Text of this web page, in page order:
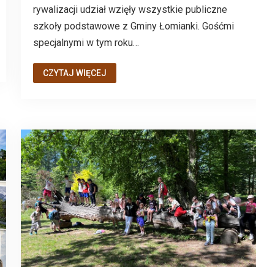
rywalizacji udział wzięły wszystkie publiczne
szkoły podstawowe z Gminy Łomianki. Gośćmi
specjalnymi w tym roku…
CZYTAJ WIĘCEJ